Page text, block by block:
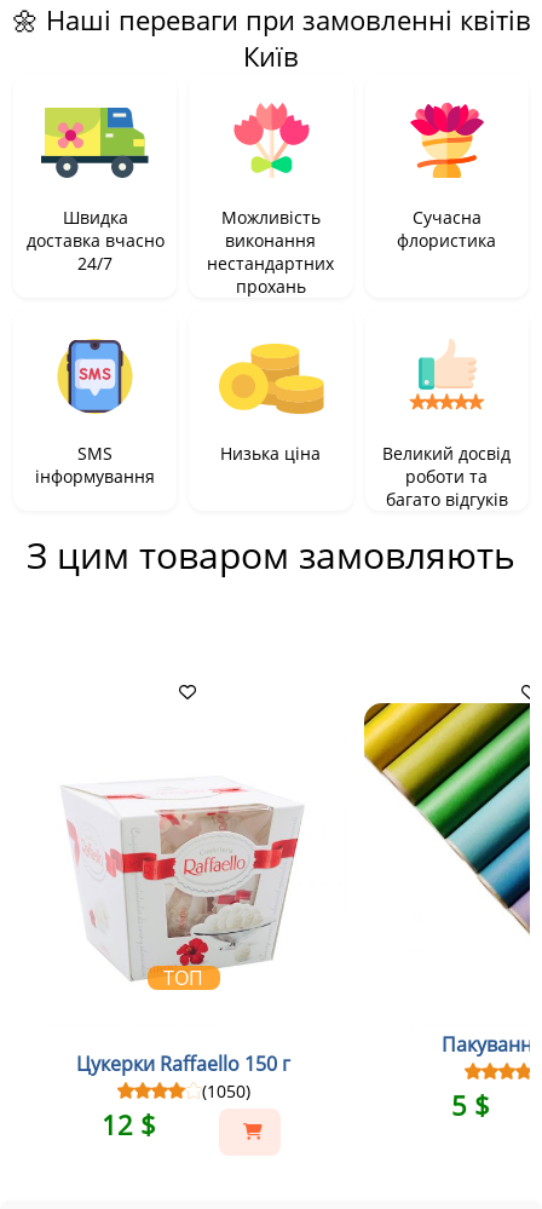
🌼 Наші переваги при замовленні квітів
Київ
Швидка
доставка вчасно
24/7
Можливість
виконання
нестандартних
прохань
Сучасна
флористика
SMS
інформування
Низька ціна
Великий досвід
роботи та
багато відгуків
З цим товаром замовляють
ТОП
Цукерки Raffaello 150 г
(1050)
12 $
5 $